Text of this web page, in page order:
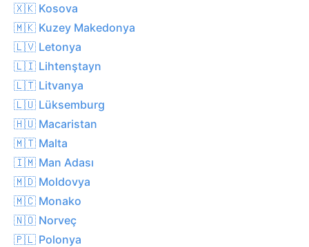
🇽🇰 Kosova
🇲🇰 Kuzey Makedonya
🇱🇻 Letonya
🇱🇮 Lihtenştayn
🇱🇹 Litvanya
🇱🇺 Lüksemburg
🇭🇺 Macaristan
🇲🇹 Malta
🇮🇲 Man Adası
🇲🇩 Moldovya
🇲🇨 Monako
🇳🇴 Norveç
🇵🇱 Polonya